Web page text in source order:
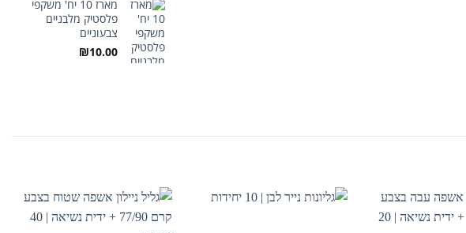
מארז 10 יח' משקפי
פלסטיק מלבניים
צבעוניים
₪10.00